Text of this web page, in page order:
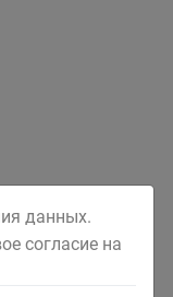
данных.
согласие на